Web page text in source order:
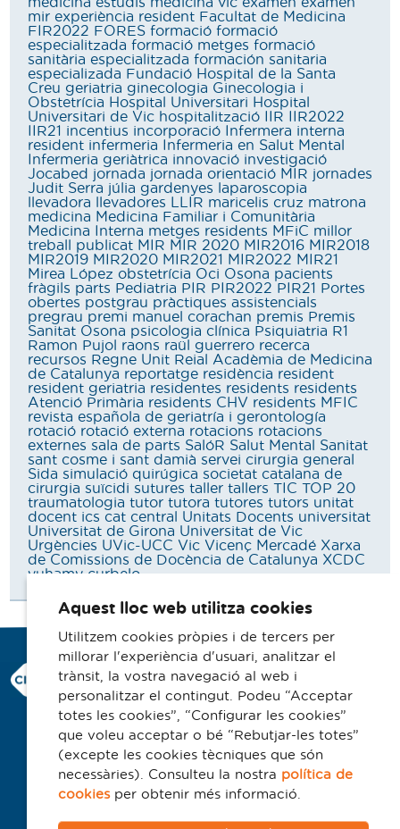
mir experiència resident Facultat de Medicina
FIR2022 FORES formació formació
especialitzada formació metges formació
sanitària especialitzada formación sanitaria
especializada Fundació Hospital de la Santa
Creu geriatria ginecologia Ginecologia i
Obstetrícia Hospital Universitari Hospital
Universitari de Vic hospitalització IIR
IIR2022
IIR21 incentius incorporació
Infermera interna
resident infermeria
Infermeria en Salut Mental
Infermeria geriàtrica innovació investigació
Jocabed jornada jornada orientació MIR jornades
Judit Serra júlia gardenyes
laparoscopia
llevadora
llevadores LLIR maricelis cruz matrona
medicina Medicina Familiar i Comunitària
Medicina Interna metges residents MFiC millor
treball publicat MIR MIR 2020 MIR2016 MIR2018
MIR2019 MIR2020 MIR2021 MIR2022 MIR21
Mirea López obstetrícia Oci Osona pacients
fràgils parts Pediatria PIR PIR2022 PIR21 Portes
obertes postgrau pràctiques assistencials
pregrau premi manuel corachan premis Premis
Sanitat Osona psicologia clínica Psiquiatria R1
Ramon Pujol
raons raül guerrero recerca
recursos Regne Unit Reial Acadèmia de Medicina
de Catalunya reportatge residència resident
resident geriatria residentes residents residents
Atenció Primària residents CHV residents MFIC
revista española de geriatría i gerontología
rotació rotació externa rotacions rotacions
externes sala de parts SalóR Salut Mental
Sanitat
sant cosme i sant damià servei cirurgia general
Sida simulació quirúgica societat catalana de
cirurgia suïcidi sutures taller tallers TIC TOP 20
traumatologia tutor tutora tutores tutors unitat
docent ics cat central
Unitats Docents universitat
Universitat de Girona Universitat de Vic
Urgències UVic-UCC Vic Vicenç Mercadé Xarxa
de Comissions de Docència de Catalunya XCDC
yuhamy curbelo
Consorci Hospitalari de Vic
Carrer Francesc Pla 'El Vigatà', 1
08500 Vic
Telèfon 93 702 77 16
Contacte
Avís legal
Politica de cookies
Aquest lloc web utilitza cookies
Utilitzem cookies pròpies i de tercers per
millorar l'experiència d'usuari, analitzar el
trànsit, la vostra navegació al web i
personalitzar el contingut. Podeu “Acceptar
totes les cookies”, “Configurar les cookies”
que voleu acceptar o bé “Rebutjar-les totes”
(excepte les cookies tècniques que són
necessàries). Consulteu la nostra política de
cookiesper obtenir més informació.